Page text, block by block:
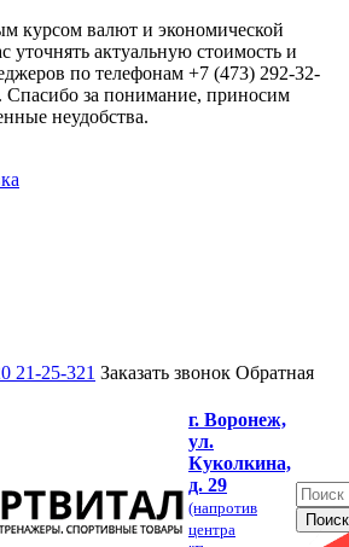
курсом валют и экономической
уточнять актуальную стоимость и
по телефонам +7 (473) 292-32-
. Спасибо за понимание, приносим
неудобства.
21-25-321 Заказать звонок Обратная
г. Воронеж,
ул.
Куколкина,
д. 29
(напротив
центра